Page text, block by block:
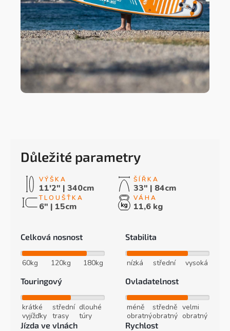
Důležité parametry
11'2" | 340cm
33" | 84cm
6" | 15cm
11,6 kg
Celková nosnost
60kg 120kg 180kg
Stabilita
nízká střední
vysoká
Touringový
krátké
vyjížďky
střední
trasy
dlouhé
túry
Ovladatelnost
méně
obratný
středně
obratný
velmi
obratný
Jízda ve vlnách
Rychlost